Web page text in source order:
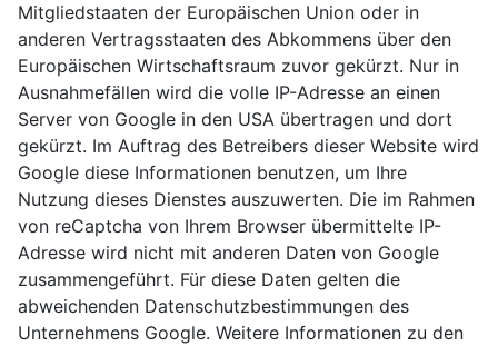
Mitgliedstaaten der Europäischen Union oder in
anderen Vertragsstaaten des Abkommens über den
Europäischen Wirtschaftsraum zuvor gekürzt. Nur in
Ausnahmefällen wird die volle IP-Adresse an einen
Server von Google in den USA übertragen und dort
gekürzt. Im Auftrag des Betreibers dieser Website wird
Google diese Informationen benutzen, um Ihre
Nutzung dieses Dienstes auszuwerten. Die im Rahmen
von reCaptcha von Ihrem Browser übermittelte IP-
Adresse wird nicht mit anderen Daten von Google
zusammengeführt. Für diese Daten gelten die
abweichenden Datenschutzbestimmungen des
Unternehmens Google. Weitere Informationen zu den